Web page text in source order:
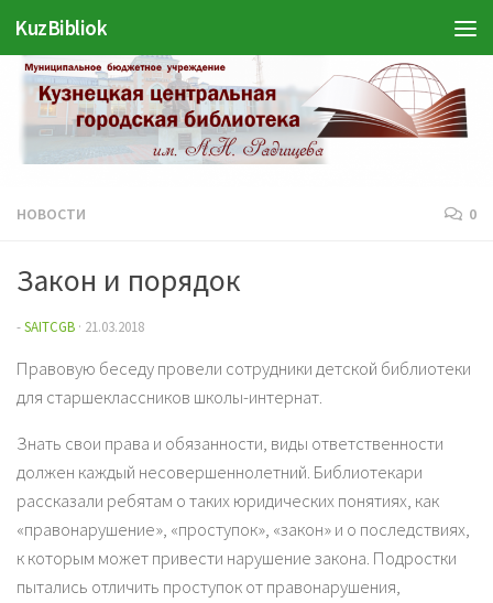
Перейти к содержимому
KuzBibliok
НОВОСТИ 0
Закон и порядок
-SAITCGB · 21.03.2018
Правовую беседу провели сотрудники детской библиотеки
для старшеклассников школы-интернат.
Знать свои права и обязанности, виды ответственности
должен каждый несовершеннолетний. Библиотекари
рассказали ребятам о таких юридических понятиях, как
«правонарушение», «проступок», «закон» и о последствиях,
к которым может привести нарушение закона. Подростки
пытались отличить проступок от правонарушения,